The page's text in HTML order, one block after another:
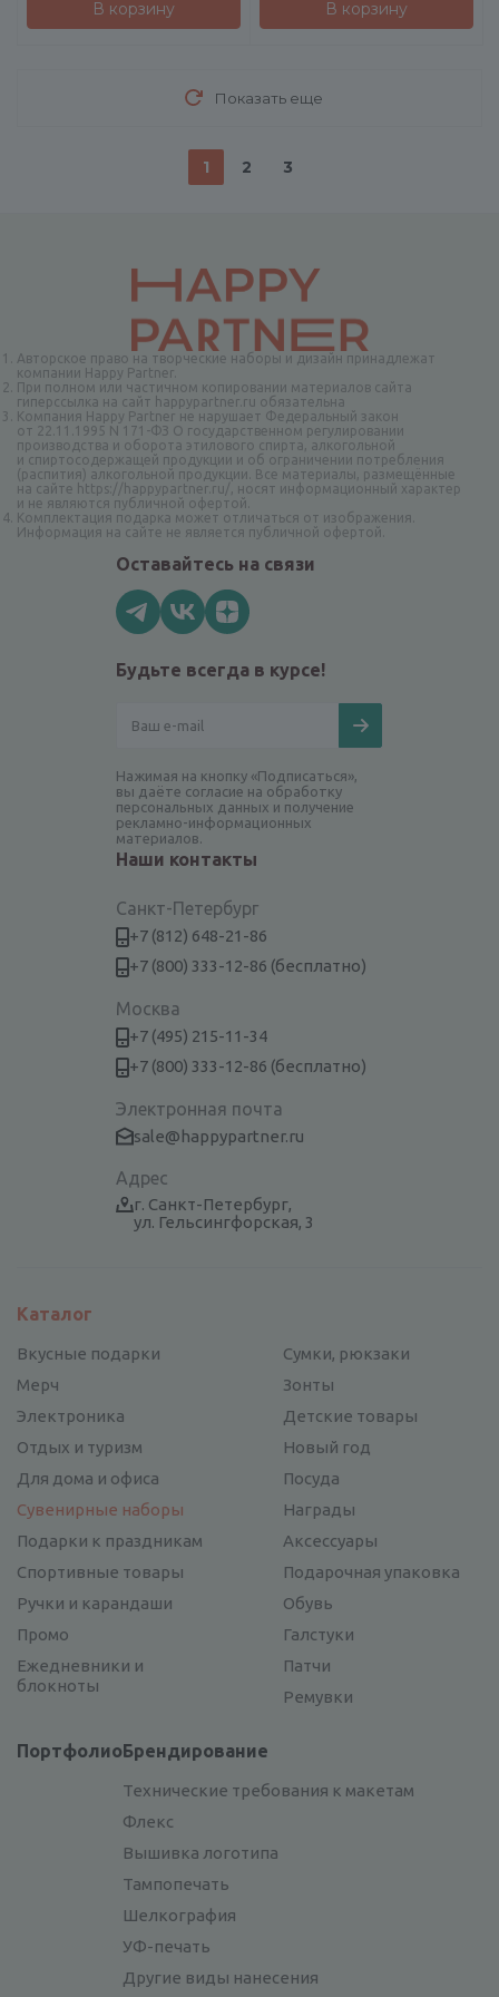
В корзину В корзину
Показать еще
1 2 3
Авторское право на творческие наборы и дизайн принадлежат
компании Happy Partner.
При полном или частичном копировании материалов сайта
гиперссылка на сайт happypartner.ru обязательна
Компания Happy Partner не нарушает Федеральный закон
от 22.11.1995 N 171-ФЗ О государственном регулировании
производства и оборота этилового спирта, алкогольной
и спиртосодержащей продукции и об ограничении потребления
(распития) алкогольной продукции. Все материалы, размещённые
на сайте https://happypartner.ru/, носят информационный характер
и не являются публичной офертой.
Комплектация подарка может отличаться от изображения.
Информация на сайте не является публичной офертой.
Оставайтесь на связи
Будьте всегда в курсе!
Нажимая на кнопку «Подписаться»,
вы даёте согласие на обработку
персональных данных и получение
рекламно-информационных
материалов.
Наши контакты
Санкт-Петербург
+7 (812) 648-21-86
+7 (800) 333-12-86 (бесплатно)
Москва
+7 (495) 215-11-34
+7 (800) 333-12-86 (бесплатно)
Электронная почта
sale@happypartner.ru
Адрес
г. Санкт-Петербург,
ул. Гельсингфорская, 3
Каталог
Вкусные подарки
Мерч
Электроника
Отдых и туризм
Для дома и офиса
Сувенирные наборы
Подарки к праздникам
Спортивные товары
Ручки и карандаши
Промо
Ежедневники и
блокноты
Сумки, рюкзаки
Зонты
Детские товары
Новый год
Посуда
Награды
Аксессуары
Подарочная упаковка
Обувь
Галстуки
Патчи
Ремувки
ПортфолиоБрендирование
Технические требования к макетам
Флекс
Вышивка логотипа
Тампопечать
Шелкография
УФ-печать
Другие виды нанесения